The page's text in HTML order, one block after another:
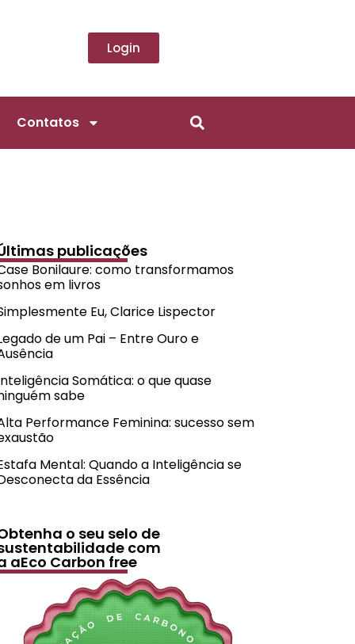
Login
Contatos
publicações
Bonilaure: como transformamos
em livros
Eu, Clarice Lispector
de um Pai – Entre Ouro e
Somática: o que quase
sabe
Performance Feminina: sucesso sem
Mental: Quando a Inteligência se
da Essência
o seu selo de
com
aEco Carbon free